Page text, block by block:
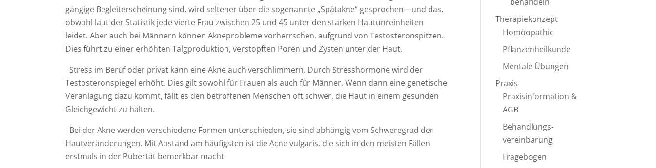
gängige Begleiterscheinung sind, wird seltener über die sogenannte „Spätakne“ gesprochen—und das,
obwohl laut der Statistik jede vierte Frau zwischen 25 und 45 unter den starken Hautunreinheiten
leidet. Aber auch bei Männern können Akneprobleme vorherrschen, aufgrund von Testosteronspitzen.
Dies führt zu einer erhöhten Talgproduktion, verstopften Poren und Zysten unter der Haut.
Stress im Beruf oder privat kann eine Akne auch verschlimmern. Durch Stresshormone wird der
Testosteronspiegel erhöht. Dies gilt sowohl für Frauen als auch für Männer. Wenn dann eine genetische
Veranlagung dazu kommt, fällt es den betroffenen Menschen oft schwer, die Haut in einem gesunden
Gleichgewicht zu halten.
Bei der Akne werden verschiedene Formen unterschieden, sie sind abhängig vom Schweregrad der
Hautveränderungen. Mit Abstand am häufigsten ist die Acne vulgaris, die sich in den meisten Fällen
erstmals in der Pubertät bemerkbar macht.
Therapiekonzept
Homöopathie
Pflanzenheilkunde
Mentale Übungen
Praxis
Praxisinformation &
AGB
Behandlungs-
vereinbarung
Fragebogen